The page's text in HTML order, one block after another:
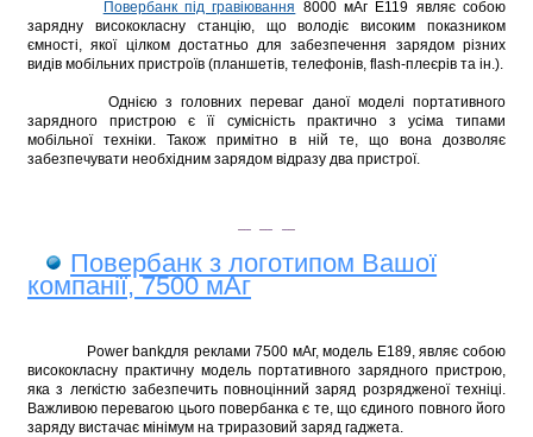
Повербанк під гравіювання 8000 мАг Е119 являє собою
зарядну висококласну станцію, що володіє високим показником
ємності, якої цілком достатньо для забезпечення зарядом різних
видів мобільних пристроїв (планшетів, телефонів, flash-плеєрів та ін.).
Однією з головних переваг даної моделі портативного
зарядного пристрою є її сумісність практично з усіма типами
мобільної техніки. Також примітно в ній те, що вона дозволяє
забезпечувати необхідним зарядом відразу два пристрої.
Повербанк з логотипом Вашої
компанії, 7500 мАг
Power bankдля реклами 7500 мАг, модель Е189, являє собою
висококласну практичну модель портативного зарядного пристрою,
яка з легкістю забезпечить повноцінний заряд розрядженоїтехніці.
Важливою перевагою цього повербанка є те, що єдиного повного його
заряду вистачає мінімум на триразовий заряд гаджета.